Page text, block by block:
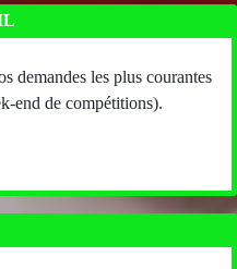
demandes les plus courantes
end de compétitions).